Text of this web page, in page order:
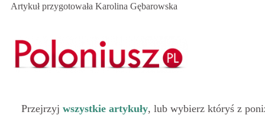
Artykuł przygotowała Karolina Gębarowska
Przejrzyj wszystkie artykuły, lub wybierz któryś z